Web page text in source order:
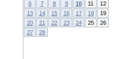
6
7 8 9 10 11
12
13
14 15 16 17 18
19
20
21 22 23 24 25
26
27
28